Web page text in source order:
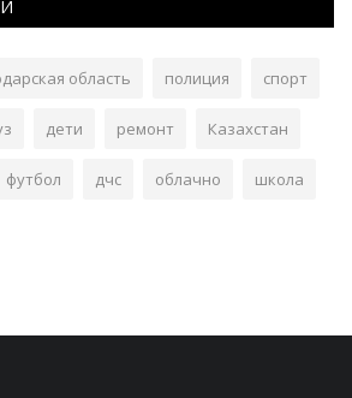
область полиция спорт
дети ремонт Казахстан
футбол дчс облачно школа